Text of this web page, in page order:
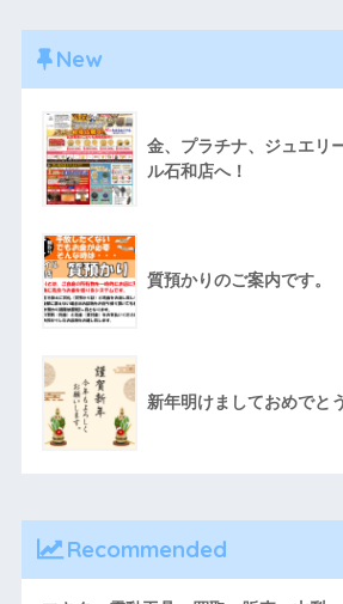
New
金、プラチナ、ジュエリ
ル石和店へ！
質預かりのご案内です。
新年明けましておめでと
Recommended